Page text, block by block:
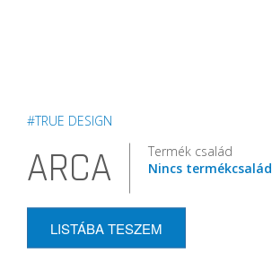
#TRUE DESIGN
ARCA
Termék család
Nincs termékcsalád
LISTÁBA TESZEM